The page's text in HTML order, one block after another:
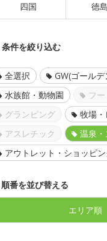
四国 徳
条件を絞り込む
全選択 GW(ゴール
水族館・動物園
フ
グランピング
牧場
アスレチック
温泉・
アウトレット・ショッピ
順番を並び替える
エリア順